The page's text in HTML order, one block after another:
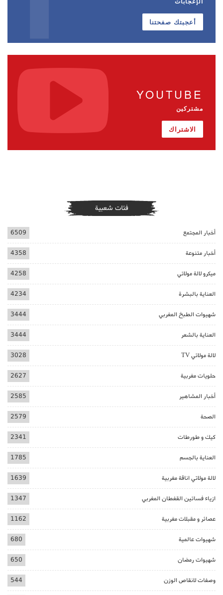
أعجبتك صفحتنا
YOUTUBE
مشتركين
الاشتراك
فئات شعبية
أخبار المجتمع 6509
أخبار متنوعة 4358
ميكرو لالة مولاتي 4258
العناية بالبشرة 4234
شهيوات الطبخ المغربي 3444
العناية بالشعر 3444
لالة مولاتي TV 3028
حلويات مغربية 2627
أخبار المشاهير 2585
الصحة 2579
كيك و طورطات 2341
العناية بالجسم 1785
لالة مولاتي اناقة مغربية 1639
ازياء فساتين القفطان المغربي 1347
عصائر و مقبلات مغربية 1162
شهيوات عالمية 680
شهيوات رمضان 650
وصفات لانقاص الوزن 544